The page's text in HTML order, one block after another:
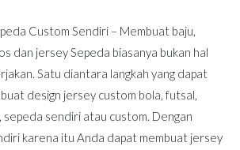
Custom Sendiri – Membuat baju,
dan jersey Sepeda biasanya bukan hal
Satu diantara langkah yang dapat
design jersey custom bola, futsal,
sepeda sendiri atau custom. Dengan
karena itu Anda dapat membuat jersey